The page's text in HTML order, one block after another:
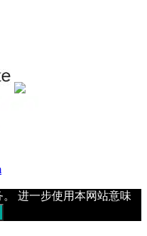
进一步使用本网站意味